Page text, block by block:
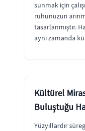
sunmak için
ruhunuzun
tasarlanmıştır.
aynı zamanda
Kültürel
Buluştuğu
Yüzyıllardır